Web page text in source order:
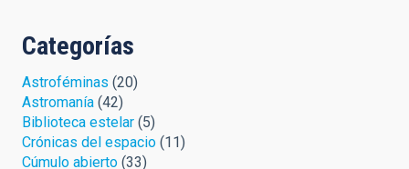
Categorías
Astroféminas (20)
Astromanía (42)
Biblioteca estelar (5)
Crónicas del espacio (11)
Cúmulo abierto (33)